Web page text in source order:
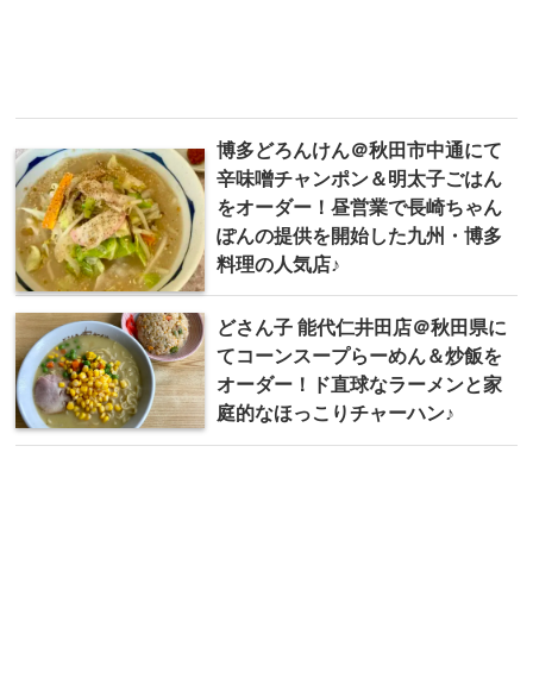
博多どろんけん＠秋田市中通にて
辛味噌チャンポン＆明太子ごはん
をオーダー！昼営業で長崎ちゃん
ぽんの提供を開始した九州・博多
料理の人気店♪
どさん子 能代仁井田店＠秋田県に
てコーンスープらーめん＆炒飯を
オーダー！ド直球なラーメンと家
庭的なほっこりチャーハン♪